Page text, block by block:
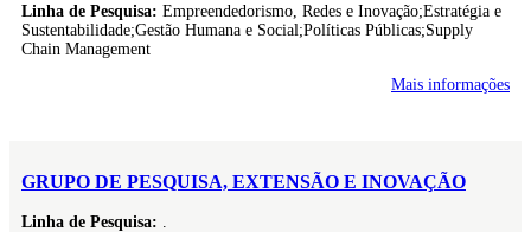
Linha de Pesquisa: Empreendedorismo, Redes e Inovação;Estratégia e
Sustentabilidade;Gestão Humana e Social;Políticas Públicas;Supply
Chain Management
Mais informações
GRUPO DE PESQUISA, EXTENSÃO E INOVAÇÃO
Linha de Pesquisa: .